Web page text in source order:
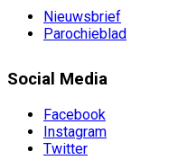
Nieuwsbrief
Parochieblad
Social Media
Facebook
Instagram
Twitter